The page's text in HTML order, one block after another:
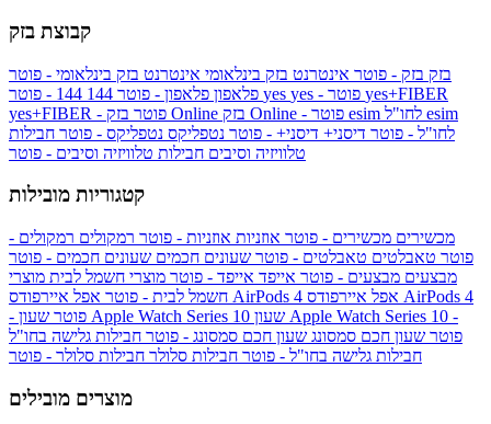
קבוצת בזק
בזק בזק - פוטר אינטרנט בזק בינלאומי אינטרנט בזק בינלאומי - פוטר
פלאפון פלאפון - פוטר 144 yes
yes+FIBER
yes+FIBER - פוטר בזק Online
esim
לחו"ל - פוטר דיסני+ דיסני+ - פוטר נטפליקס נטפליקס - פוטר חבילות
טלוויזיה וסיבים חבילות טלוויזיה וסיבים - פוטר
קטגוריות מובילות
מכשירים מכשירים - פוטר אוזניות אוזניות - פוטר רמקולים רמקולים -
פוטר טאבלטים טאבלטים - פוטר שעונים חכמים שעונים חכמים - פוטר
מבצעים מבצעים - פוטר אייפד אייפד - פוטר מוצרי חשמל לבית מוצרי
חשמל לבית - פוטר אפל איירפודס AirPods 4 אפל איירפודס AirPods 4
- פוטר שעון Apple Watch Series 10 שעון Apple Watch Series 10 -
פוטר שעון חכם סמסונג שעון חכם סמסונג - פוטר חבילות גלישה בחו"ל
חבילות גלישה בחו"ל - פוטר חבילות סלולר חבילות סלולר - פוטר
מוצרים מובילים